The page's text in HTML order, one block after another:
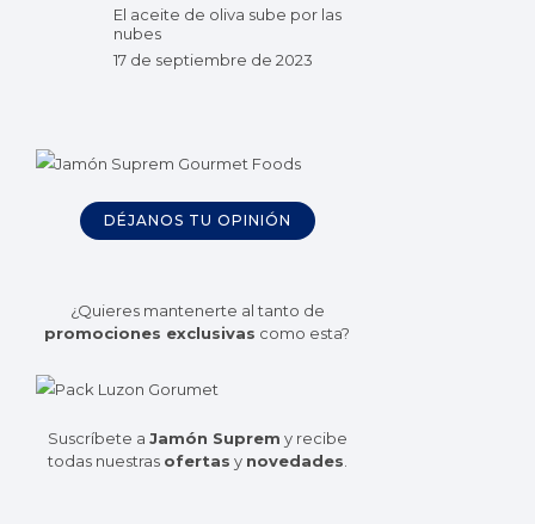
El aceite de oliva sube por las
nubes
17 de septiembre de 2023
DÉJANOS TU OPINIÓN
¿Quieres mantenerte al tanto de
promociones exclusivas como esta?
Suscríbete a Jamón Suprem y recibe
todas nuestras ofertas y novedades